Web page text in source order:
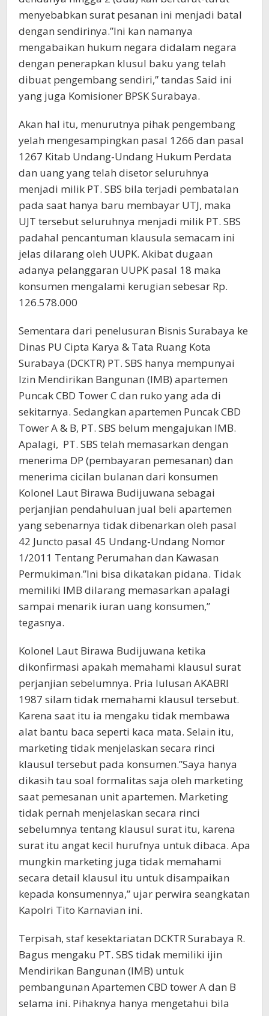
menyebabkan surat pesanan ini menjadi batal
dengan sendirinya.”Ini kan namanya
mengabaikan hukum negara didalam negara
dengan penerapkan klusul baku yang telah
dibuat pengembang sendiri,” tandas Said ini
yang juga Komisioner BPSK Surabaya.
Akan hal itu, menurutnya pihak pengembang
yelah mengesampingkan pasal 1266 dan pasal
1267 Kitab Undang-Undang Hukum Perdata
dan uang yang telah disetor seluruhnya
menjadi milik PT. SBS bila terjadi pembatalan
pada saat hanya baru membayar UTJ, maka
UJT tersebut seluruhnya menjadi milik PT. SBS
padahal pencantuman klausula semacam ini
jelas dilarang oleh UUPK. Akibat dugaan
adanya pelanggaran UUPK pasal 18 maka
konsumen mengalami kerugian sebesar Rp.
126.578.000
Sementara dari penelusuran Bisnis Surabaya ke
Dinas PU Cipta Karya & Tata Ruang Kota
Surabaya (DCKTR) PT. SBS hanya mempunyai
Izin Mendirikan Bangunan (IMB) apartemen
Puncak CBD Tower C dan ruko yang ada di
sekitarnya. Sedangkan apartemen Puncak CBD
Tower A & B, PT. SBS belum mengajukan IMB.
Apalagi, PT. SBS telah memasarkan dengan
menerima DP (pembayaran pemesanan) dan
menerima cicilan bulanan dari konsumen
Kolonel Laut Birawa Budijuwana sebagai
perjanjian pendahuluan jual beli apartemen
yang sebenarnya tidak dibenarkan oleh pasal
42 Juncto pasal 45 Undang-Undang Nomor
1/2011 Tentang Perumahan dan Kawasan
Permukiman.”Ini bisa dikatakan pidana. Tidak
memiliki IMB dilarang memasarkan apalagi
sampai menarik iuran uang konsumen,”
tegasnya.
Kolonel Laut Birawa Budijuwana ketika
dikonfirmasi apakah memahami klausul surat
perjanjian sebelumnya. Pria lulusan AKABRI
1987 silam tidak memahami klausul tersebut.
Karena saat itu ia mengaku tidak membawa
alat bantu baca seperti kaca mata. Selain itu,
marketing tidak menjelaskan secara rinci
klausul tersebut pada konsumen.”Saya hanya
dikasih tau soal formalitas saja oleh marketing
saat pemesanan unit apartemen. Marketing
tidak pernah menjelaskan secara rinci
sebelumnya tentang klausul surat itu, karena
surat itu angat kecil hurufnya untuk dibaca. Apa
mungkin marketing juga tidak memahami
secara detail klausul itu untuk disampaikan
kepada konsumennya,” ujar perwira seangkatan
Kapolri Tito Karnavian ini.
Terpisah, staf kesektariatan DCKTR Surabaya R.
Bagus mengaku PT. SBS tidak memiliki ijin
Mendirikan Bangunan (IMB) untuk
pembangunan Apartemen CBD tower A dan B
selama ini. Pihaknya hanya mengetahui bila